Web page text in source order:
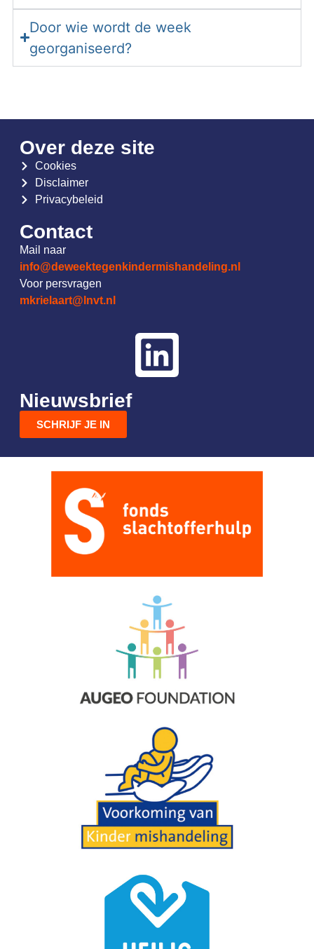
Door wie wordt de week
georganiseerd?
Over deze site
Cookies
Disclaimer
Privacybeleid
Contact
Mail naar
info@deweektegenkindermishandeling.nl
Voor persvragen
mkrielaart@lnvt.nl
Nieuwsbrief
SCHRIJF JE IN